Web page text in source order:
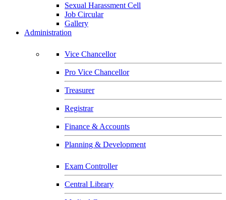
Sexual Harassment Cell
Job Circular
Gallery
Administration
Vice Chancellor
Pro Vice Chancellor
Treasurer
Registrar
Finance & Accounts
Planning & Development
Exam Controller
Central Library